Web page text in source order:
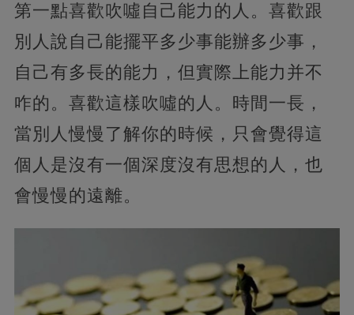
第一點喜歡吹噓自己能力的人。喜歡跟
別人說自己能擺平多少事能辦多少事，
自己有多長的能力，但實際上能力并不
咋的。喜歡這樣吹噓的人。時間一長，
當別人慢慢了解你的時候，只會覺得這
個人是沒有一個深度沒有思想的人，也
會慢慢的遠離。